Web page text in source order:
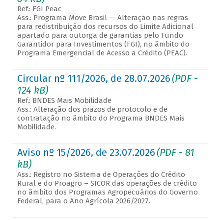
Ref.: FGI Peac
Ass.: Programa Move Brasil — Alteração nas regras
para redistribuição dos recursos do Limite Adicional
apartado para outorga de garantias pelo Fundo
Garantidor para Investimentos (FGI), no âmbito do
Programa Emergencial de Acesso a Crédito (PEAC).
Circular nº 111/2026, de 28.07.2026(PDF -
124 kB)
Ref.: BNDES Mais Mobilidade
Ass.: Alteração dos prazos de protocolo e de
contratação no âmbito do Programa BNDES Mais
Mobilidade.
Aviso nº 15/2026, de 23.07.2026(PDF - 81
kB)
Ass.: Registro no Sistema de Operações do Crédito
Rural e do Proagro – SICOR das operações de crédito
no âmbito dos Programas Agropecuários do Governo
Federal, para o Ano Agrícola 2026/2027.